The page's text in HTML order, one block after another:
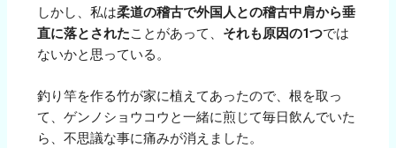
しかし、私は柔道の稽古で外国人との稽古中肩から垂
直に落とされたことがあって、 それも原因の1つでは
ないかと思っている。
釣り竿を作る竹が家に植えてあったので、根を取っ
て、ゲンノショウコウと一緒に煎じて毎日飲んでいた
ら、不思議な事に痛みが消えました。